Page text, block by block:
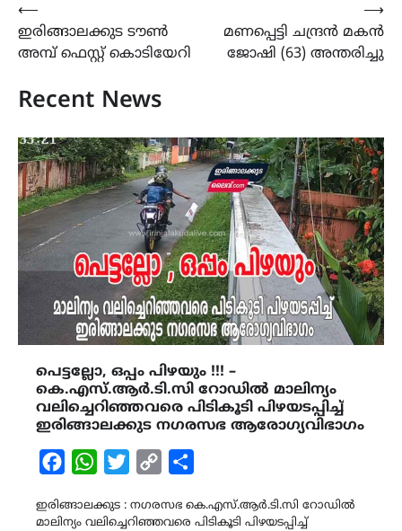
Post
navigation
⟵
ഇരിങ്ങാലക്കുട ടൗൺ
അമ്പ് ഫെസ്റ്റ് കൊടിയേറി
മണപ്പെട്ടി ചന്ദ്രൻ മകൻ
ജോഷി (63) അന്തരിച്ചു
⟶
Recent News
പെട്ടല്ലോ, ഒപ്പം പിഴയും !!! –
കെ.എസ്.ആർ.ടി.സി റോഡിൽ മാലിന്യം
വലിച്ചെറിഞ്ഞവരെ പിടികൂടി പിഴയടപ്പിച്ച്
ഇരിങ്ങാലക്കുട നഗരസഭ ആരോഗ്യവിഭാഗം
FacebookWhatsAppTwitterCopy
ഇരിങ്ങാലക്കുട : നഗരസഭ കെ.എസ്.ആർ.ടി.സി റോഡിൽ
മാലിന്യം വലിച്ചെറിഞ്ഞവരെ പിടികൂടി പിഴയടപ്പിച്ച്